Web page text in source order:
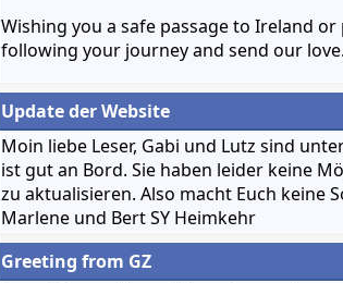
Wishing you a safe passage to Ireland
following your journey and send our love.
Update der Website
Moin liebe Leser, Gabi und Lutz sind
ist gut an Bord. Sie haben leider keine
zu aktualisieren. Also macht Euch keine
Marlene und Bert SY Heimkehr
Greeting from GZ